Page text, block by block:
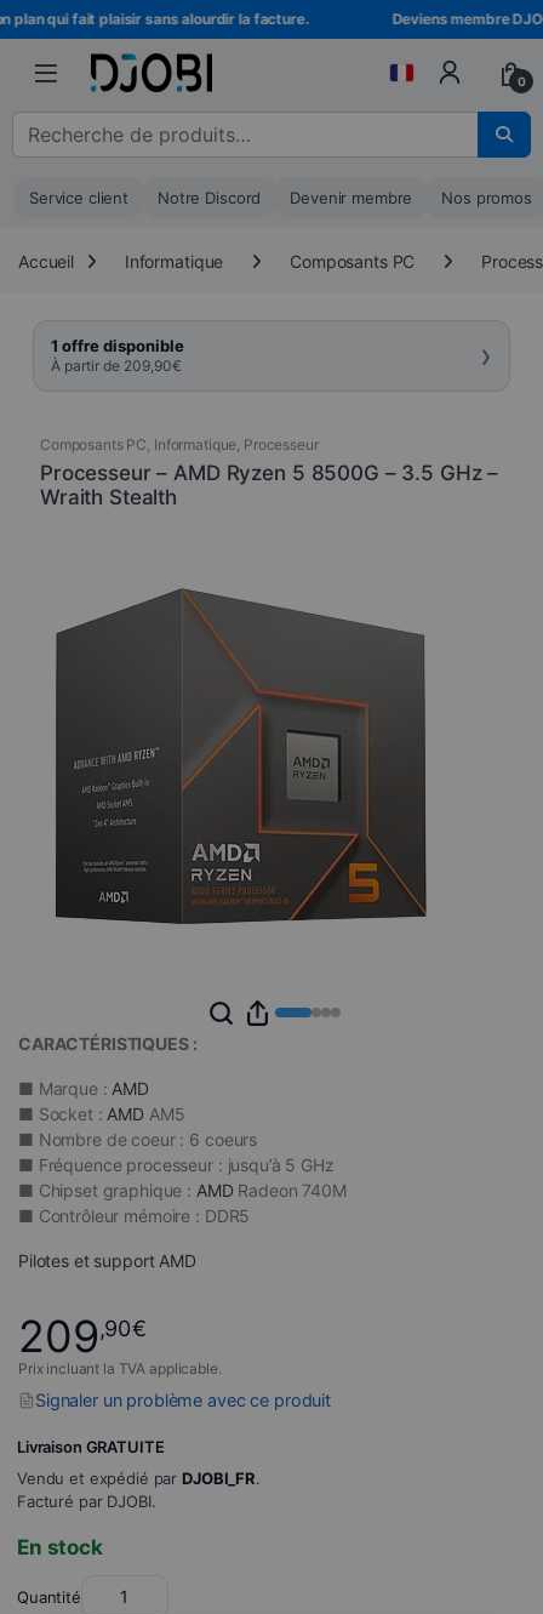
Skip to navigation
Skip to content
qui fait plaisir sans alourdir la facture. Deviens membre
0
Recherche pour :
Service client Notre Discord Devenir membre Nos promos
Accueil Informatique Composants PC
1 offre disponible
À partir de 209,90€ ›
Composants PC, Informatique, Processeur
Processeur – AMD Ryzen 5 8500G – 3.5 GHz –
Wraith Stealth
CARACTÉRISTIQUES :
■ Marque : AMD
■ Socket : AMD AM5
■ Nombre de coeur : 6 coeurs
■ Fréquence processeur : jusqu’à 5 GHz
■ Chipset graphique : AMD Radeon 740M
■ Contrôleur mémoire : DDR5
Pilotes et support AMD
209,90€
Prix incluant la TVA applicable.
Signaler un problème avec ce produit
Livraison GRATUITE
Vendu et expédié parDJOBI_FR.
Facturé par DJOBI.
En stock
Quantité